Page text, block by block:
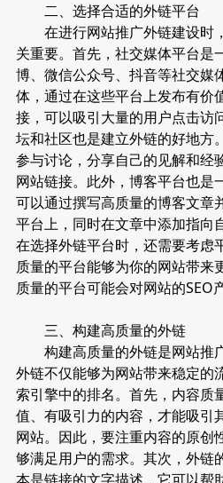
二、选择合适的外链平台
在进行网站推广外链建设时
关重要。首先，社交媒体平台是
博、微信公众号、抖音等社交媒
体，通过在这些平台上发布有价
接，可以吸引大量的用户点击访
坛和社区也是建立外链的好地方
参与讨论，分享自己的见解和经
网站链接。此外，博客平台也是
可以通过撰写高质量的博客文章
平台上，同时在文章中添加指向
在选择外链平台时，还需要考虑
质量的平台能够为你的网站带来
质量的平台可能会对网站的SEO
三、构建高质量的外链
构建高质量的外链是网站推
外链不仅能够为网站带来稳定的
索引擎中的排名。首先，内容质
值、有吸引力的内容，才能吸引
网站。因此，要注重内容的原创
够满足用户的需求。其次，外链